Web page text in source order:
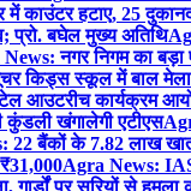
हटाए, 25
प्रो. बघेल मुख्य अतिथि
नगर निगम का बड़ा
किड्स स्कूल में बाल मेला
आउटरीच कार्यक्रम
खंगालेगी एटीएस
22 बैंकों के 7.82 लाख
Agra News:
गार्डों पर सरियों से